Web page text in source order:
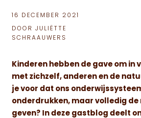
16 DECEMBER 2021
DOOR JULIËTTE
SCHRAAUWERS
Kinderen hebben de gave om in
met zichzelf, anderen en de
je voor dat ons
onderdrukken, maar volledig de
geven? In deze gastblog deelt